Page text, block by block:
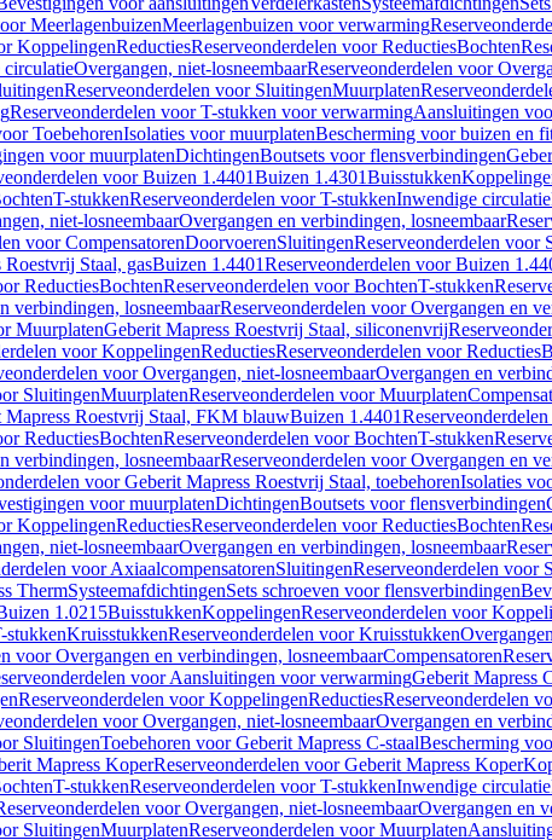
MeerlagenbuizenMeerlagenbuizen voor verwarming
KoppelingenReductiesReserveonderdelen voor ReductiesBochten
circulatieOvergangen, niet-losneembaarReserveonderdelen voor
Reserveonderdelen voor SluitingenMuurplaten
Reserveonderdelen voor T-stukken voor verwarmingAansluitingen
ToebehorenIsolaties voor muurplatenBescherming voor buizen en
voor muurplatenDichtingenBoutsets voor flensverbindingen
voor Buizen 1.4401Buizen 1.4301Buisstukken
T-stukkenReserveonderdelen voor T-stukkenInwendige circulatie
niet-losneembaarOvergangen en verbindingen, losneembaar
voor CompensatorenDoorvoerenSluitingenReserveonderdelen voor
Staal, gasBuizen 1.4401Reserveonderdelen voor Buizen
ReductiesBochtenReserveonderdelen voor BochtenT-stukken
verbindingen, losneembaarReserveonderdelen voor Overgangen en
MuurplatenGeberit Mapress Roestvrij Staal, siliconenvrij
voor KoppelingenReductiesReserveonderdelen voor Reducties
voor Overgangen, niet-losneembaarOvergangen en
SluitingenMuurplatenReserveonderdelen voor Muurplaten
Mapress Roestvrij Staal, FKM blauwBuizen 1.4401
ReductiesBochtenReserveonderdelen voor BochtenT-stukken
verbindingen, losneembaarReserveonderdelen voor Overgangen en
voor Geberit Mapress Roestvrij Staal, toebehorenIsolaties
voor muurplatenDichtingenBoutsets voor flensverbindingen
KoppelingenReductiesReserveonderdelen voor ReductiesBochten
niet-losneembaarOvergangen en verbindingen, losneembaar
voor AxiaalcompensatorenSluitingenReserveonderdelen voor
ThermSysteemafdichtingenSets schroeven voor flensverbindingen
1.0215BuisstukkenKoppelingenReserveonderdelen voor
stukkenKruisstukkenReserveonderdelen voor Kruisstukken
voor Overgangen en verbindingen, losneembaarCompensatoren
voor Aansluitingen voor verwarmingGeberit Mapress
Reserveonderdelen voor KoppelingenReductiesReserveonderdelen
voor Overgangen, niet-losneembaarOvergangen en
SluitingenToebehoren voor Geberit Mapress C-staalBescherming
Mapress KoperReserveonderdelen voor Geberit Mapress Koper
T-stukkenReserveonderdelen voor T-stukkenInwendige circulatie
voor Overgangen, niet-losneembaarOvergangen en
SluitingenMuurplatenReserveonderdelen voor Muurplaten